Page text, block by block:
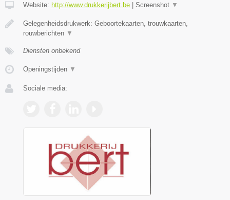
Website: http://www.drukkerijbert.be | Screenshot ▼
Gelegenheidsdrukwerk: Geboortekaarten, trouwkaarten,
rouwberichten ▼
Diensten onbekend
Openingstijden ▼
Sociale media: